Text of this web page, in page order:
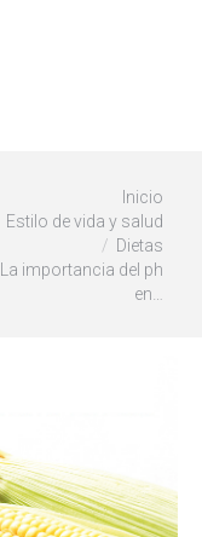
Inicio
Estilo de vida y salud
Dietas
La importancia del ph
en…